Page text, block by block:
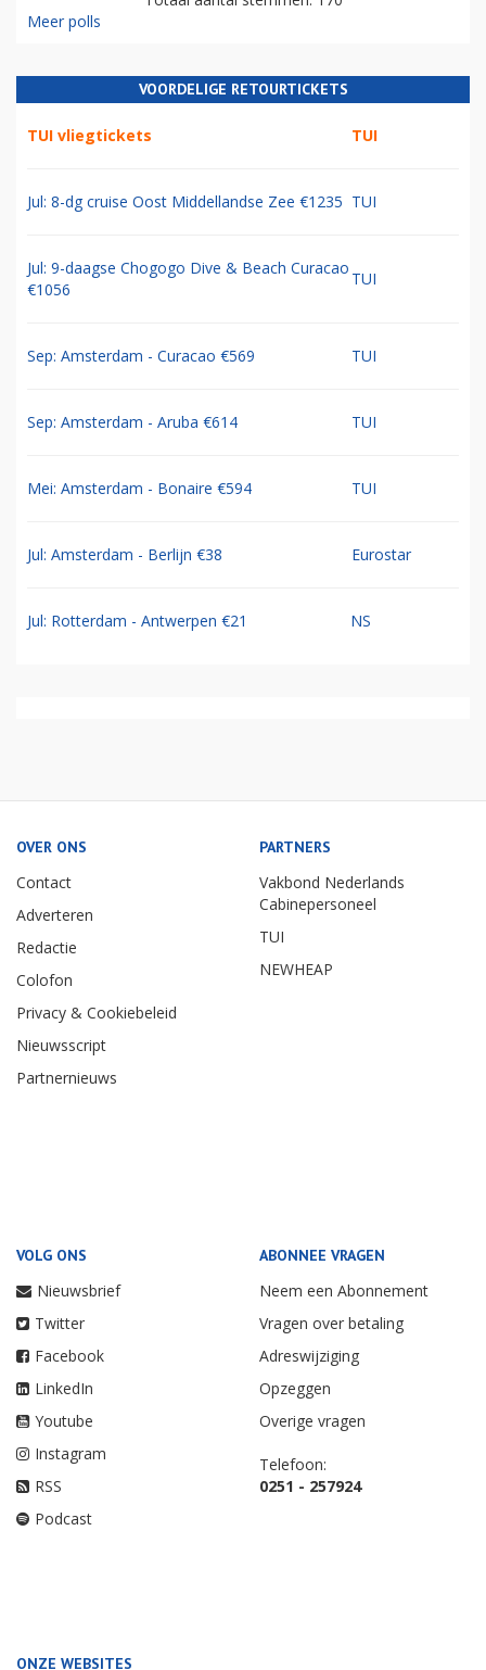
Meer polls
VOORDELIGE RETOURTICKETS
TUI vliegtickets TUI
Jul: 8-dg cruise Oost Middellandse Zee €1235 TUI
Jul: 9-daagse Chogogo Dive & Beach Curacao
€1056
TUI
Sep: Amsterdam - Curacao €569 TUI
Sep: Amsterdam - Aruba €614 TUI
Mei: Amsterdam - Bonaire €594 TUI
Jul: Amsterdam - Berlijn €38 Eurostar
Jul: Rotterdam - Antwerpen €21 NS
OVER ONS
Contact
Adverteren
Redactie
Colofon
Privacy & Cookiebeleid
Nieuwsscript
Partnernieuws
PARTNERS
Vakbond Nederlands
Cabinepersoneel
TUI
NEWHEAP
VOLG ONS
Nieuwsbrief
Twitter
Facebook
LinkedIn
Youtube
Instagram
RSS
Podcast
ABONNEE VRAGEN
Neem een Abonnement
Vragen over betaling
Adreswijziging
Opzeggen
Overige vragen
Telefoon:
0251 - 257924
ONZE WEBSITES